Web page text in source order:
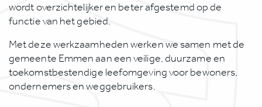
wordt overzichtelijker en beter afgestemd op de
functie van het gebied.
Met deze werkzaamheden werken we samen met de
gemeente Emmen aan een veilige, duurzame en
toekomstbestendige leefomgeving voor bewoners,
ondernemers en weggebruikers.